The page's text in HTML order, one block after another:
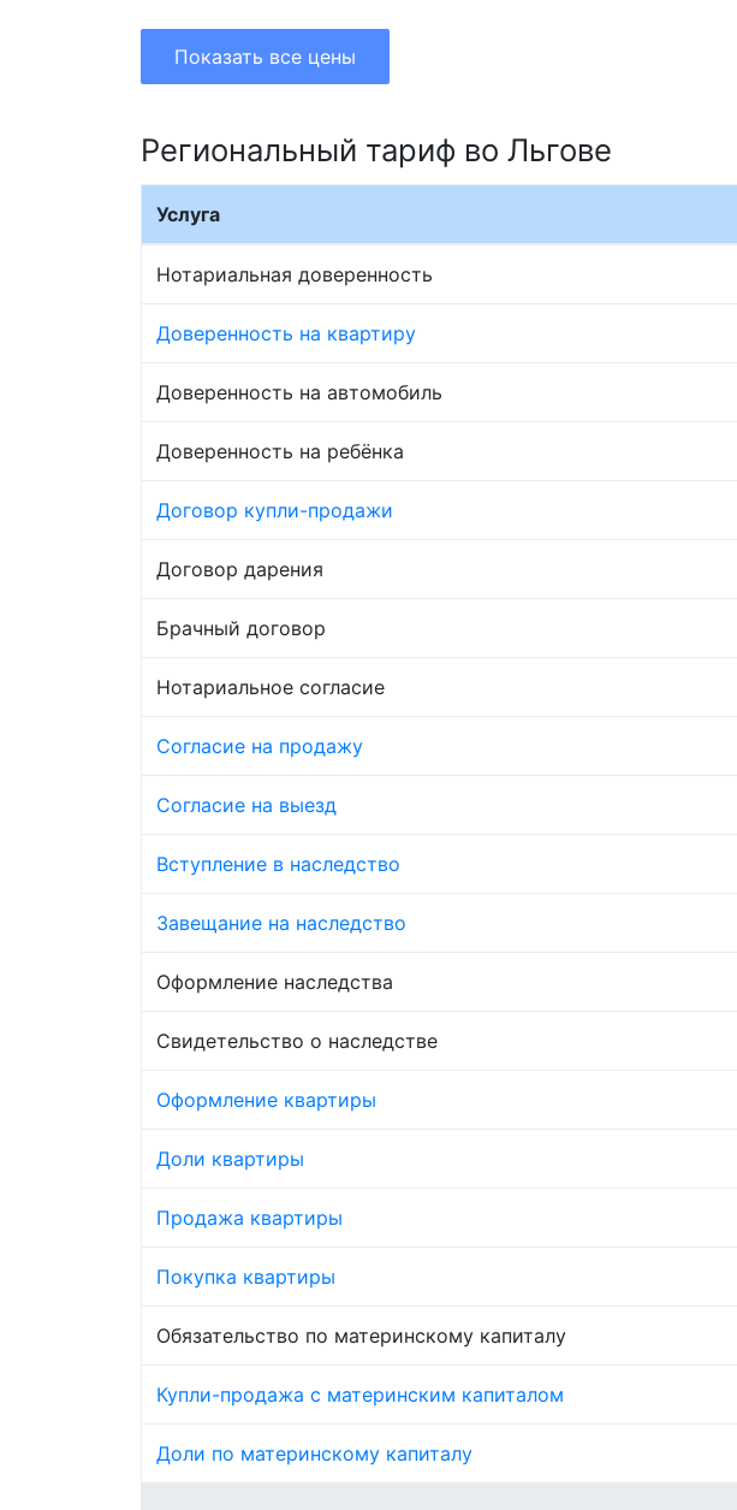
Показать все цены
Региональный тариф во Льгове
Услуга
Нотариальная доверенность
Доверенность на квартиру
Доверенность на автомобиль
Доверенность на ребёнка
Договор купли-продажи
Договор дарения
Брачный договор
Нотариальное согласие
Согласие на продажу
Согласие на выезд
Вступление в наследство
Завещание на наследство
Оформление наследства
Свидетельство о наследстве
Оформление квартиры
Доли квартиры
Продажа квартиры
Покупка квартиры
Обязательство по материнскому капиталу
Купли-продажа с материнским капиталом
Доли по материнскому капиталу